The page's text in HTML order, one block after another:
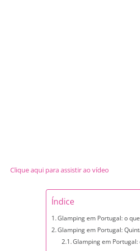
Clique aqui para assistir ao vídeo
Índice
Glamping em Portugal: o
Glamping em Portugal:
Glamping em Portugal: